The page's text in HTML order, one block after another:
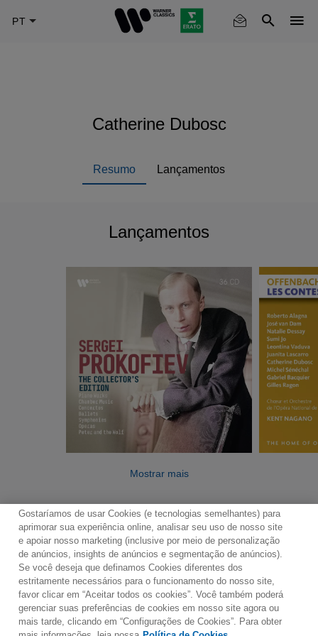
Catherine Dubosc
Resumo Lançamentos
Lançamentos
Mostrar mais
Contato Boletim de Notícias
Termos de Uso
Política de Privacidade
Mapa do Site
Política de Cookies
Configurações de Cookies
Gostaríamos de usar Cookies (e tecnologias semelhantes) para
aprimorar sua experiência online, analisar seu uso de nosso site
e apoiar nosso marketing (inclusive por meio de personalização
de anúncios, insights de anúncios e segmentação de anúncios).
Se você deseja que definamos Cookies diferentes dos
estritamente necessários para o funcionamento do nosso site,
favor clicar em “Aceitar todos os cookies”. Você também poderá
gerenciar suas preferências de cookies em nosso site agora ou
mais tarde, clicando em “Configurações de Cookies”. Para obter